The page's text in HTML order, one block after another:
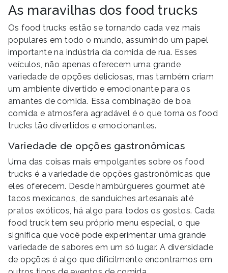
As maravilhas dos food trucks
Os food trucks estão se tornando cada vez mais
populares em todo o mundo, assumindo um papel
importante na indústria da comida de rua. Esses
veículos, não apenas oferecem uma grande
variedade de opções deliciosas, mas também criam
um ambiente divertido e emocionante para os
amantes de comida. Essa combinação de boa
comida e atmosfera agradável é o que torna os food
trucks tão divertidos e emocionantes.
Variedade de opções gastronômicas
Uma das coisas mais empolgantes sobre os food
trucks é a variedade de opções gastronômicas que
eles oferecem. Desde hambúrgueres gourmet até
tacos mexicanos, de sanduíches artesanais até
pratos exóticos, há algo para todos os gostos. Cada
food truck tem seu próprio menu especial, o que
significa que você pode experimentar uma grande
variedade de sabores em um só lugar. A diversidade
de opções é algo que dificilmente encontramos em